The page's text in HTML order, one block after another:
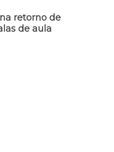
retorno de
de aula